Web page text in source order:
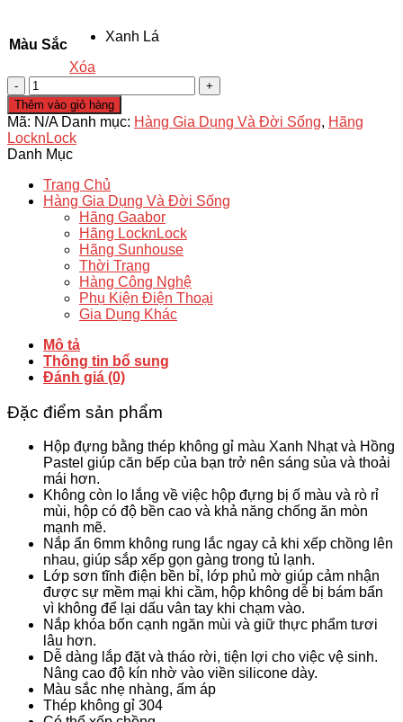
Màu Sắc
Xanh Lá
Xóa
Hộp
đựng
thực
phẩm
bằng
thép
không
gỉ
LocknLock
Coated
Container
-
Xanh
Lá
lượng
Thêm vào giỏ hàng
Mã: N/A Danh mục: Hàng Gia Dụng Và Đời Sống, Hãng
LocknLock
Danh Mục
Trang Chủ
Hàng Gia Dụng Và Đời Sống
Hãng Gaabor
Hãng LocknLock
Hãng Sunhouse
Thời Trang
Hàng Công Nghệ
Phụ Kiện Điện Thoại
Gia Dụng Khác
Mô tả
Thông tin bổ sung
Đánh giá (0)
Đặc điểm sản phẩm
Hộp đựng bằng thép không gỉ màu Xanh Nhạt và Hồng
Pastel giúp căn bếp của bạn trở nên sáng sủa và thoải
mái hơn.
Không còn lo lắng về việc hộp đựng bị ố màu và rò rỉ
mùi, hộp có độ bền cao và khả năng chống ăn mòn
mạnh mẽ.
Nắp ẩn 6mm không rung lắc ngay cả khi xếp chồng lên
nhau, giúp sắp xếp gọn gàng trong tủ lạnh.
Lớp sơn tĩnh điện bền bỉ, lớp phủ mờ giúp cảm nhận
được sự mềm mại khi cầm, hộp không dễ bị bám bẩn
vì không để lại dấu vân tay khi chạm vào.
Nắp khóa bốn cạnh ngăn mùi và giữ thực phẩm tươi
lâu hơn.
Dễ dàng lắp đặt và tháo rời, tiện lợi cho việc vệ sinh.
Nâng cao độ kín nhờ vào viền silicone dày.
Màu sắc nhẹ nhàng, ấm áp
Thép không gỉ 304